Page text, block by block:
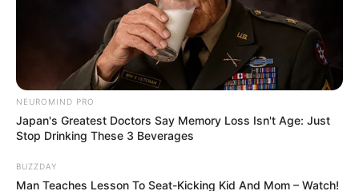
(foto: myanimelist)
Nah, rekomendasi yang terakhir ini adalah anime romantis yang
bertema sekolah. Anime ini mengandung unsur komedi, namun
kamu juga akan sering dibuat baper oleh tingkah laku dua karakter
utama dalam anime ini, Shizuku Mizutani dan Haru Yoshida.
Shizuku adalah siswa rajin perfeksionis yang sangat peduli dengan
nilai akademiknya sementara Haru adalah bocah berandalan yang
suka bolos sekolah. Keduanya sama-sama sulit berinteraksi
NEUROMIND PRO
Japan's Greatest Doctors Say Memory Loss Isn't Age: Just
Stop Drinking These 3 Beverages
BUZZDAY
Man Teaches Lesson To Seat-Kicking Kid And Mom – Watch!